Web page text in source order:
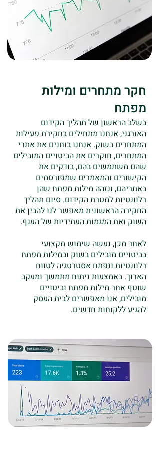
חקר מתחרים ומילות
מפתח
בשלב הראשון של תהליך הקידום
האורגני, אנחנו מתחילים בחקירת פעילות
המתחרים בשוק. אנחנו בוחנים את אתרי
המתחרים, חוקרים את הביטויים המובילים
שהם משתמשים בהם, בודקים את
הקישורים והמאמרים שמפורסמים
באתריהם, ונזהה מילות מפתח שהן
רלוונטיות למטרת הקידום. סיום תהליך
החקירה הראשונית מאפשר לנו להבין את
השוק ואת המגמות העתידיות של הענף.
לאחר מכן, נעשה שימוש מקצועי
בביטויים מובילים בשוק ובמילות מפתח
רלוונטיות ונפתח אסטרטגיה לטווח
הארוך. באמצעות ניתוח מתמשך ומעקב
שוטף אחר מילות מפתח וביטויים
מובילים, אנו מאפשרים לבית העסק
להגיע ללקוחות חדשים.